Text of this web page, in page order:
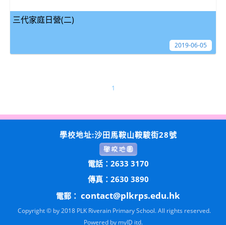
三代家庭日營(二)
2019-06-05
1
學校地址:沙田馬鞍山鞍駿街28號
電話：2633 3170
傳真：2630 3890
電郵： contact@plkrps.edu.hk
Copyright © by 2018 PLK Riverain Primary School. All rights reserved.
Powered by myID itd.